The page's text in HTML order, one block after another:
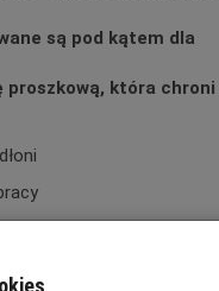
są pod kątem dla
proszkową, która